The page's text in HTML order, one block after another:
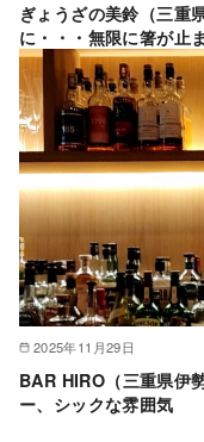
ぎょうざの美鈴（三重
に・・・無限に箸が止
2025年11月29日
BAR HIRO（三重県伊
ー、シックな雰囲気